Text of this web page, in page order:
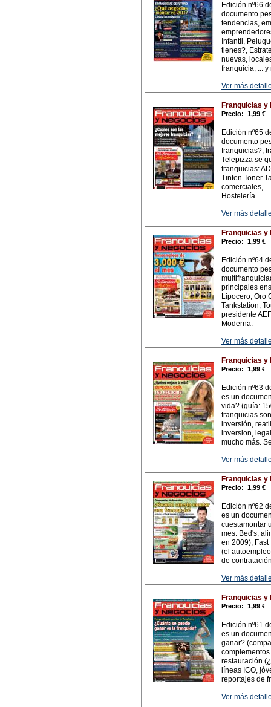
Edición nº66
documento
tendencias,
Infantil,
tienes?,
nuevas,
franquicia, ... y
Ver más
Franquicias y
Precio: 1,99 €
Edición nº65
documento
franquicias?,
Telepizza se
franquicias:
Tinten Toner
comerciales,
Hostelería.
Ver más
Franquicias y
Precio: 1,99 €
Edición nº64
documento
principales
Lipocero, Oro
Tankstation,
presidente
Moderna.
Ver más
Franquicias y
Precio: 1,99 €
Edición nº63
es un
vida? (guía:
franquicias
inversión,
inversion,
mucho más.
Ver más
Franquicias y
Precio: 1,99 €
Edición nº62
es un
cuestamontar
mes: Bed's,
en 2009),
(el
de
Ver más
Franquicias y
Precio: 1,99 €
Edición nº61
es un
ganar?
restauración
líneas ICO,
reportajes de
Ver más